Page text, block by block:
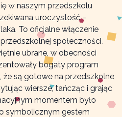
w naszym przedszkolu
uroczystość –
To oficjalne włączenie
społeczności.
ubrane, w obecności
bogaty program
że są gotowe na przedszkolne
wiersze, tańcząc i grając
momentem było
symbolicznym gestem